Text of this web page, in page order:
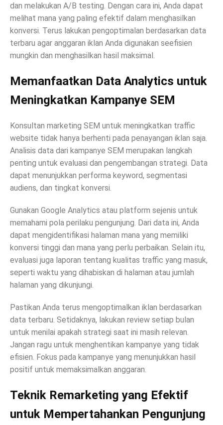
dan melakukan A/B testing. Dengan cara ini, Anda dapat
melihat mana yang paling efektif dalam menghasilkan
konversi. Terus lakukan pengoptimalan berdasarkan data
terbaru agar anggaran iklan Anda digunakan seefisien
mungkin dan menghasilkan hasil maksimal.
Memanfaatkan Data Analytics untuk
Meningkatkan Kampanye SEM
Konsultan marketing SEM untuk meningkatkan traffic
website tidak hanya berhenti pada penayangan iklan saja.
Analisis data dari kampanye SEM merupakan langkah
penting untuk evaluasi dan pengembangan strategi. Data
dapat menunjukkan performa keyword, segmentasi
audiens, dan tingkat konversi.
Gunakan Google Analytics atau platform sejenis untuk
memahami pola perilaku pengunjung. Dari data ini, Anda
dapat mengidentifikasi halaman mana yang memiliki
konversi tinggi dan mana yang perlu perbaikan. Selain itu,
evaluasi juga laporan tentang kualitas traffic yang masuk,
seperti waktu yang dihabiskan di halaman atau jumlah
halaman yang dikunjungi.
Pastikan Anda terus mengoptimalkan iklan berdasarkan
data terbaru. Setidaknya, lakukan review setiap bulan
untuk menilai apakah strategi saat ini masih relevan.
Jangan ragu untuk menghentikan kampanye yang tidak
efisien. Fokus pada kampanye yang menunjukkan hasil
positif untuk memaksimalkan anggaran.
Teknik Remarketing yang Efektif
untuk Mempertahankan Pengunjung